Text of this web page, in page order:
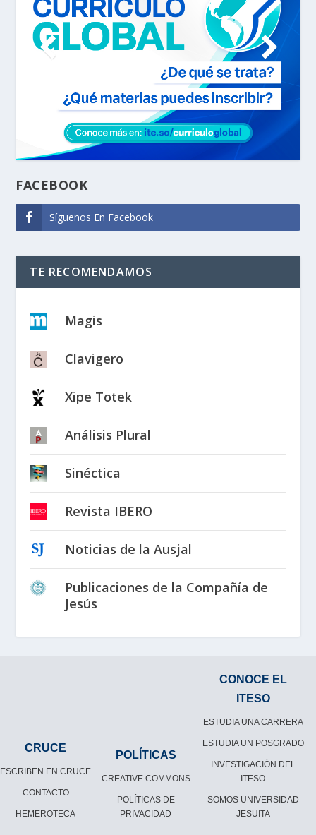
FACEBOOK
Síguenos En Facebook
TE RECOMENDAMOS
Magis
Clavigero
Xipe Totek
Análisis Plural
Sinéctica
Revista IBERO
Noticias de la Ausjal
Publicaciones de la Compañía de
Jesús
CRUCE
ESCRIBEN EN CRUCE
CONTACTO
HEMEROTECA
POLÍTICAS
CREATIVE COMMONS
POLÍTICAS DE
PRIVACIDAD
CONOCE EL
ITESO
ESTUDIA UNA CARRERA
ESTUDIA UN POSGRADO
INVESTIGACIÓN DEL
ITESO
SOMOS UNIVERSIDAD
JESUITA